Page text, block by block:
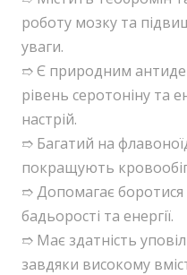
роботу мозку та
уваги.
➱ Є природним
рівень серотоніну та
настрій.
➱ Багатий на
покращують
➱ Допомагає
бадьорості та енергії.
➱ Має здатність
завдяки високому